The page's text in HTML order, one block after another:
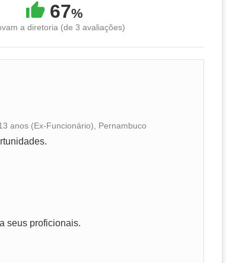
67%
a diretoria (de 3 avaliações)
com a vida familiar
anos (Ex-Funcionário), Pernambuco
seus proficionais.